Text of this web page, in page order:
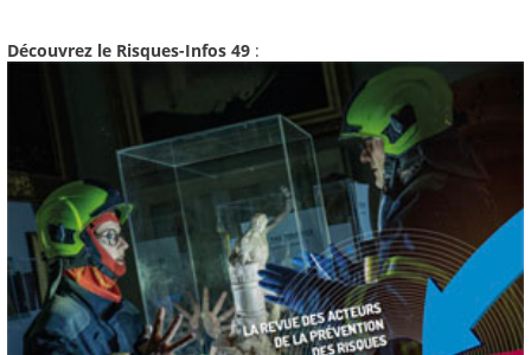
Découvrez le Risques-Infos 49 :